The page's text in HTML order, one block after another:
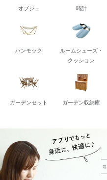
オブジェ 時計
ハンモック
ルームシューズ・
クッション
ガーデンセット ガーデン収納庫